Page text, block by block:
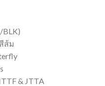
BLK)
ส้ม
& JTTA